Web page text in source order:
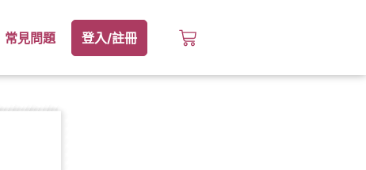
常見問題 登入/註冊